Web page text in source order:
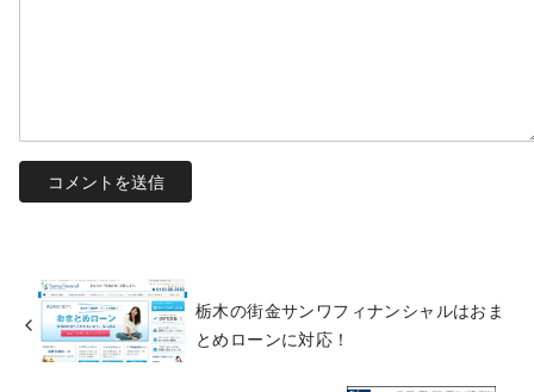
栃木の街金サンワフィナンシャルはおま
とめローンに対応！